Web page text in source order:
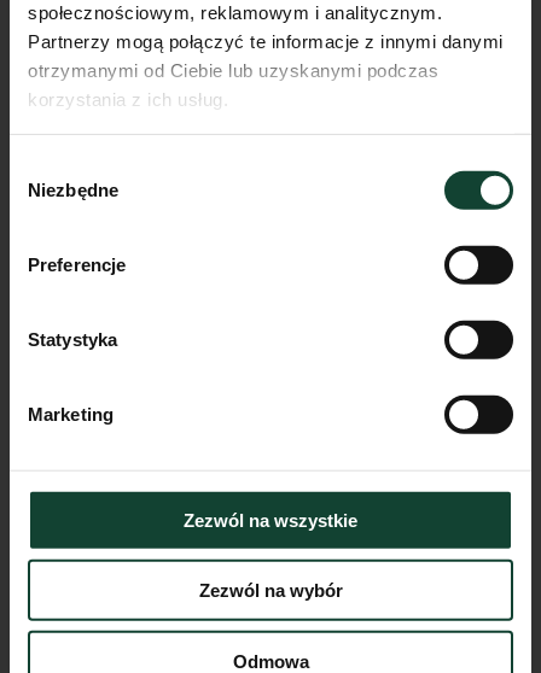
społecznościowym, reklamowym i analitycznym.
Partnerzy mogą połączyć te informacje z innymi danymi
otrzymanymi od Ciebie lub uzyskanymi podczas
korzystania z ich usług.
zgody
Niezbędne
Preferencje
Statystyka
Marketing
Zezwól na wszystkie
Zezwól na wybór
Odmowa
Mieszkanie F.A.9
Pokoje
Przejdź do karty mieszkania